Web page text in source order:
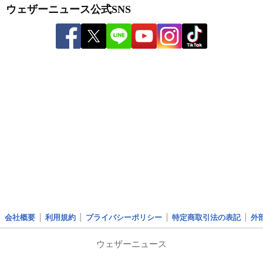
ウェザーニュース公式SNS
会社概要 利用規約 プライバシーポリシー 特定商取引法の表記 外
ウェザーニュース